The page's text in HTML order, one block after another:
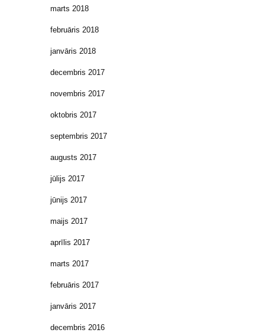
marts 2018
februāris 2018
janvāris 2018
decembris 2017
novembris 2017
oktobris 2017
septembris 2017
augusts 2017
jūlijs 2017
jūnijs 2017
maijs 2017
aprīlis 2017
marts 2017
februāris 2017
janvāris 2017
decembris 2016